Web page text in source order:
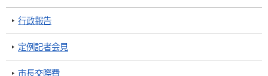
行政報告
定例記者会見
市長交際費